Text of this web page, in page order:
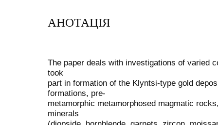
АНОТАЦІЯ
The paper deals with investigations of varied
took
part in formation of the Klyntsi-type gold
formations, pre-
metamorphic metamorphosed magmatic
minerals